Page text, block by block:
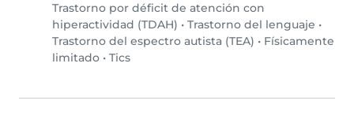
Trastorno por déficit de atención con
hiperactividad (TDAH) • Trastorno del lenguaje •
Trastorno del espectro autista (TEA) • Físicamente
limitado • Tics